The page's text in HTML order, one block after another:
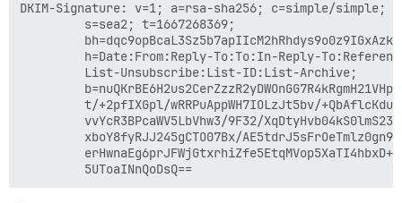
DKIM-Signature: v=1; a=rsa-sha256; c=simple/simple;
         s=sea2; t=1667268369;
h=Date:From:Reply-To:To:In-Reply-
         List-Unsubscribe:List-ID:List-Archive;
t/+2pfIXGpl/wRRPuAppWH7IOLzJt5bv/
vvYcR3BPcaWV5LbVhw3/9F32/
xboY8fyRJJ245gCTO07Bx/